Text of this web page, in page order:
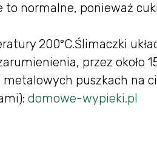
to normalne, ponieważ
200°C.Ślimaczki
przez około
puszkach na
domowe-wypieki.pl